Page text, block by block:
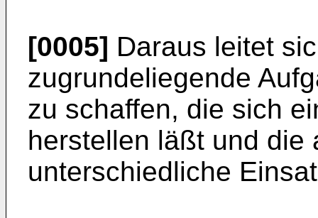
[0005] Daraus leitet
zugrundeliegende
zu schaffen, die sich
herstellen läßt und die
unterschiedliche